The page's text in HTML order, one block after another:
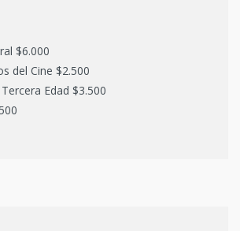
$6.000
del Cine $2.500
Edad $3.500